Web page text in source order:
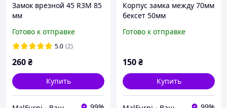
Замок врезной 45 R3М 85
мм
Готово к отправке
5.0 (2)
260₴
Купить
Корпус замка между 70мм
бексет 50мм
Готово к отправке
150₴
Купить